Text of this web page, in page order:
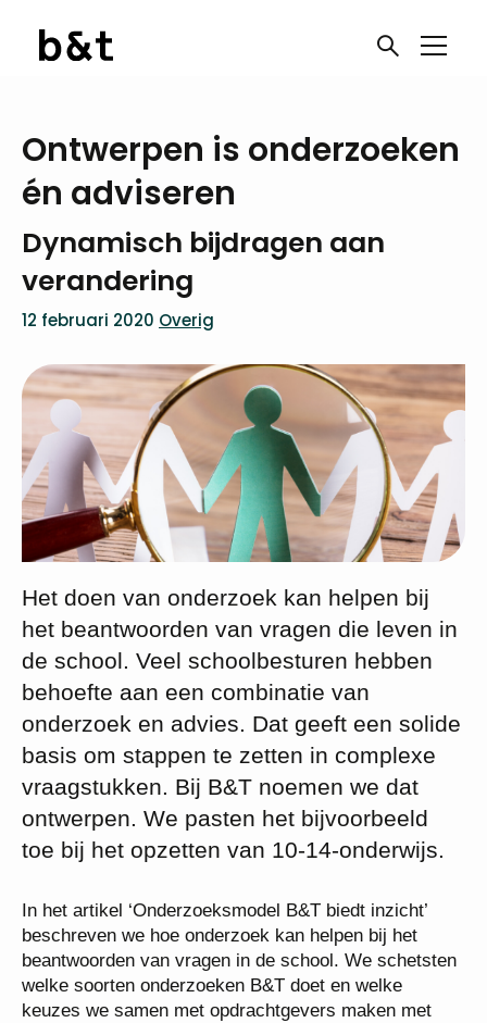
Ontwerpen is onderzoeken
én adviseren
Dynamisch bijdragen aan
verandering
12 februari 2020 Overig
Het doen van onderzoek kan helpen bij
het beantwoorden van vragen die leven in
de school. Veel schoolbesturen hebben
behoefte aan een combinatie van
onderzoek en advies. Dat geeft een solide
basis om stappen te zetten in complexe
vraagstukken. Bij B&T noemen we dat
ontwerpen. We pasten het bijvoorbeeld
toe bij het opzetten van 10-14-onderwijs.
In het artikel ‘Onderzoeksmodel B&T biedt inzicht’
beschreven we hoe onderzoek kan helpen bij het
beantwoorden van vragen in de school. We schetsten
welke soorten onderzoeken B&T doet en welke
keuzes we samen met opdrachtgevers maken met